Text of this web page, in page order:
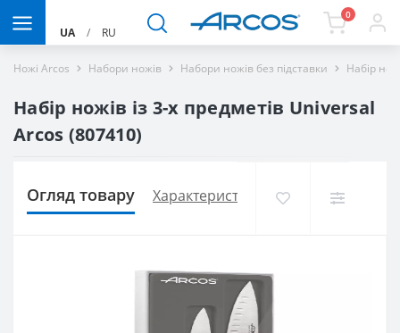
UA / RU
0
Ножі Arcos Набори ножів Набори ножів без підставки Набір
Набір ножів із 3-х предметів Universal
Arcos (807410)
Огляд товару Характеристики Доставка і